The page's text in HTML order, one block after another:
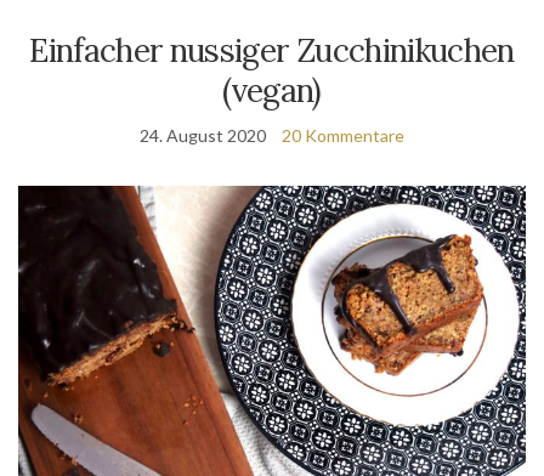
Einfacher nussiger Zucchinikuchen
(vegan)
24. August 2020 20 Kommentare